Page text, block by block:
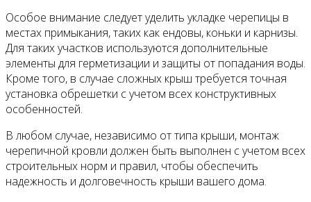
Особое внимание следует уделить укладке черепицы в
местах примыкания, таких как ендовы, коньки и карнизы.
Для таких участков используются дополнительные
элементы для герметизации и защиты от попадания воды.
Кроме того, в случае сложных крыш требуется точная
установка обрешетки с учетом всех конструктивных
особенностей.
В любом случае, независимо от типа крыши, монтаж
черепичной кровли должен быть выполнен с учетом всех
строительных норм и правил, чтобы обеспечить
надежность и долговечность крыши вашего дома.